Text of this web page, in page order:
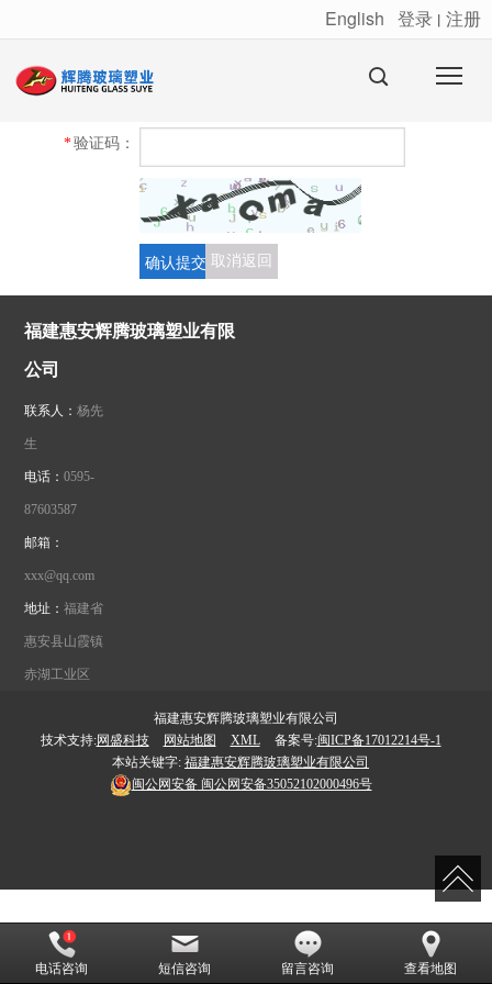
很遗憾，因您的浏览器版本过低导致无法获得最佳浏览体验，推荐下载安装谷歌浏览器！
English 登录 丨 注册
*验证码：
确认提交 取消返回
福建惠安辉腾玻璃塑业有限
公司
联系人：杨先
生
电话：0595-
87603587
邮箱：
xxx@qq.com
地址：福建省
惠安县山霞镇
赤湖工业区
福建惠安辉腾玻璃塑业有限公司
技术支持:网盛科技 网站地图 XML 备案号:闽ICP备17012214号-1
本站关键字: 福建惠安辉腾玻璃塑业有限公司
闽公网安备闽公网安备35052102000496号
电话咨询 短信咨询 留言咨询 查看地图